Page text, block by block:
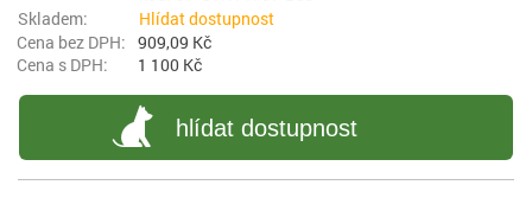
Hlídat dostupnost
909,09 Kč
1 100 Kč
hlídat dostupnost